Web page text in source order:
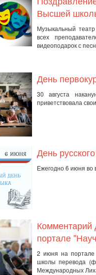
Высшей
Музыкальный
всех
видеоподарок с
День
30 августа
приветствовала
День
Ежегодно 6 июня во
портале
2 июня на
школы перевода
Международных